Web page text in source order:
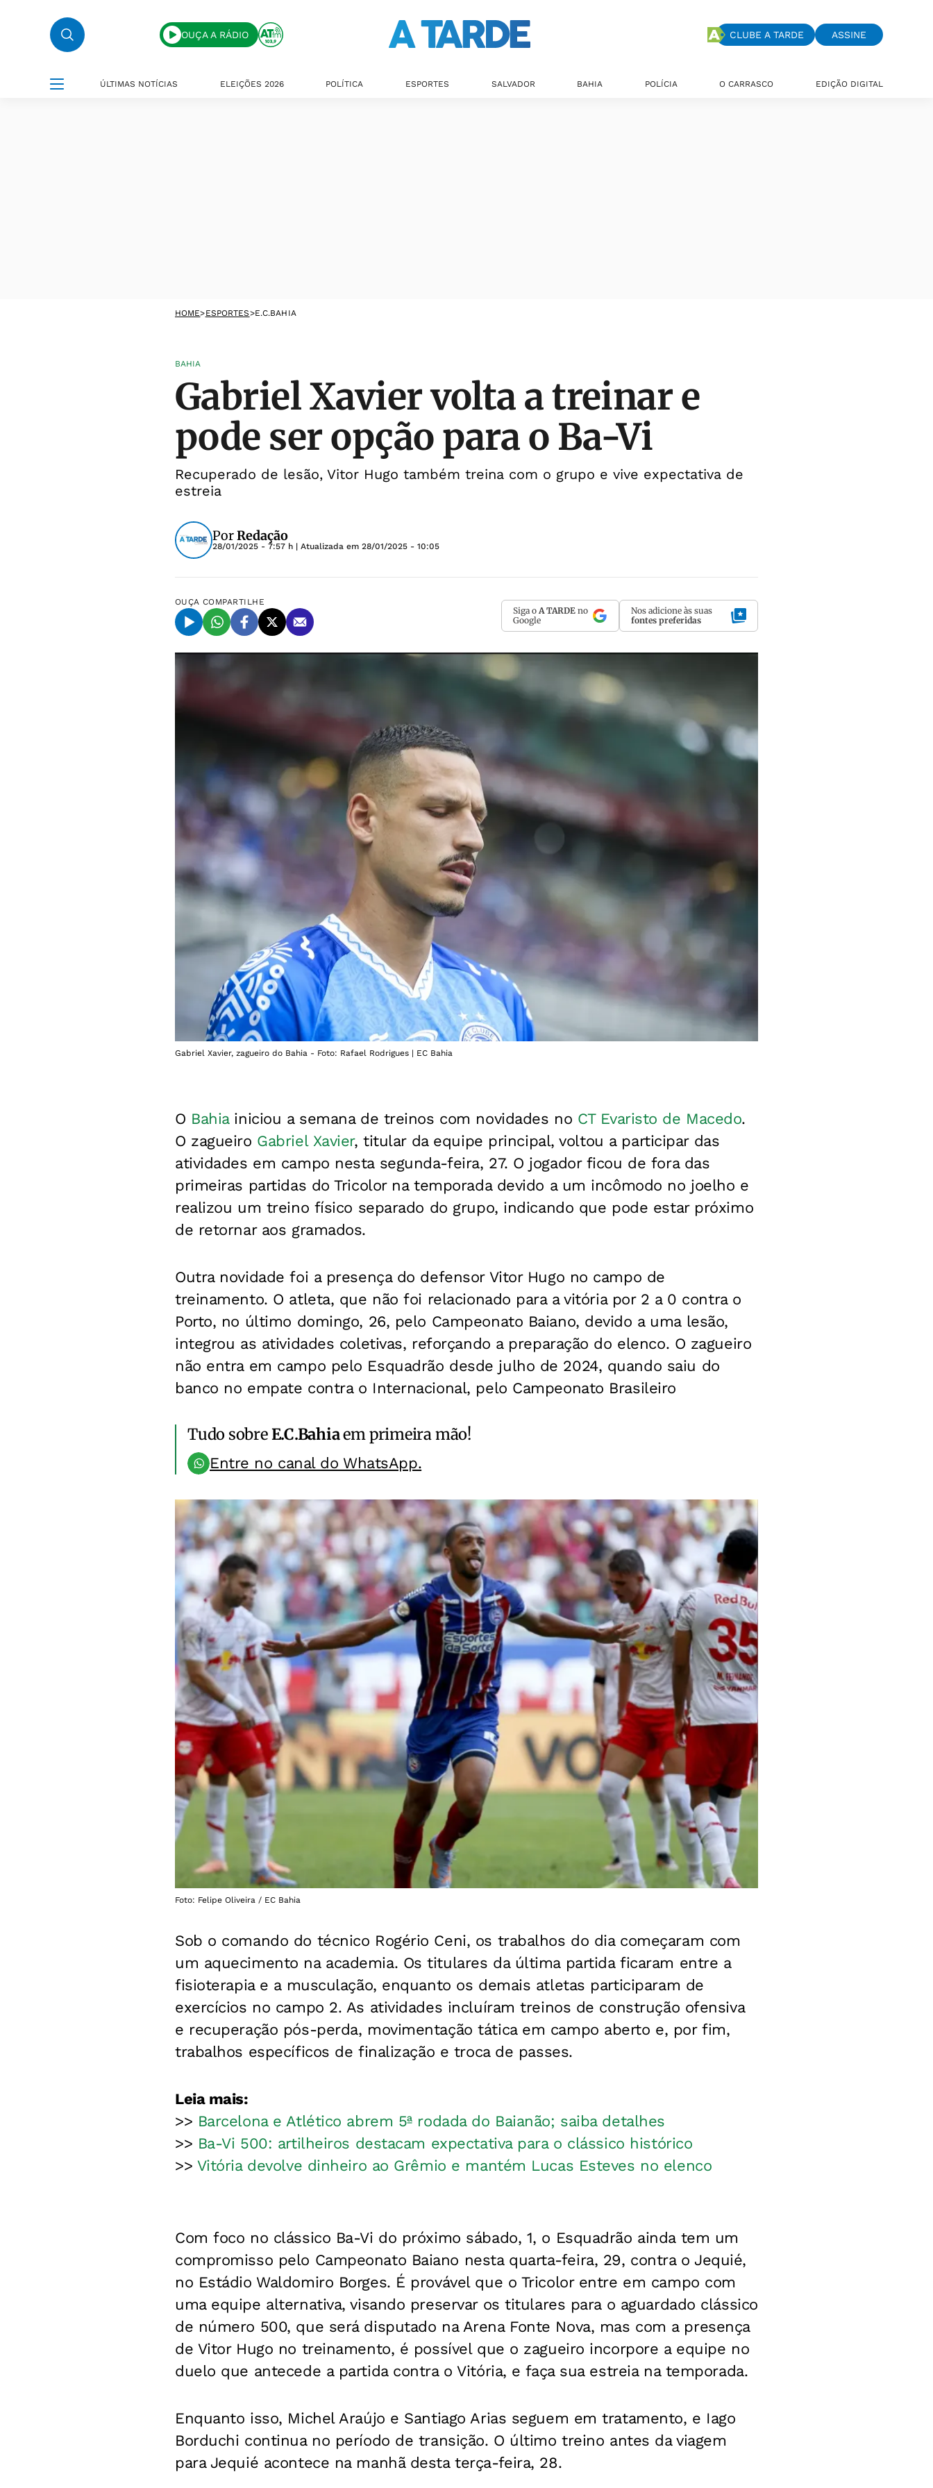
OUÇA A RÁDIO CLUBE A TARDE ASSINE
ÚLTIMAS NOTÍCIAS ELEIÇÕES 2026 POLÍTICA ESPORTES SALVADOR BAHIA POLÍCIA O CARRASCO EDIÇÃO DIGITAL
HOME>ESPORTES>E.C.BAHIA
BAHIA
Gabriel Xavier volta a treinar e
pode ser opção para o Ba-Vi
Recuperado de lesão, Vitor Hugo também treina com o grupo e vive expectativa de
estreia
PorRedação
28/01/2025 - 7:57 h | Atualizada em 28/01/2025 - 10:05
OUÇA COMPARTILHE
Siga o A TARDE no
Google
Nos adicione às suas
fontes preferidas
Gabriel Xavier, zagueiro do Bahia - Foto: Rafael Rodrigues | EC Bahia
O Bahiainiciou a semana de treinos com novidades no CT Evaristo de Macedo.
O zagueiro Gabriel Xavier, titular da equipe principal, voltou a participar das
atividades em campo nesta segunda-feira, 27. O jogador ficou de fora das
primeiras partidas do Tricolor na temporada devido a um incômodo no joelho e
realizou um treino físico separado do grupo, indicando que pode estar próximo
de retornar aos gramados.
Outra novidade foi a presença do defensor Vitor Hugo no campo de
treinamento. O atleta, que não foi relacionado para a vitória por 2 a 0 contra o
Porto, no último domingo, 26, pelo Campeonato Baiano, devido a uma lesão,
integrou as atividades coletivas, reforçando a preparação do elenco. O zagueiro
não entra em campo pelo Esquadrão desde julho de 2024, quando saiu do
banco no empate contra o Internacional, pelo Campeonato Brasileiro
Tudo sobreE.C.Bahiaem primeira mão!
Entre no canal do WhatsApp.
Foto: Felipe Oliveira / EC Bahia
Sob o comando do técnico Rogério Ceni, os trabalhos do dia começaram com
um aquecimento na academia. Os titulares da última partida ficaram entre a
fisioterapia e a musculação, enquanto os demais atletas participaram de
exercícios no campo 2. As atividades incluíram treinos de construção ofensiva
e recuperação pós-perda, movimentação tática em campo aberto e, por fim,
trabalhos específicos de finalização e troca de passes.
Leia mais:
>> Barcelona e Atlético abrem 5ª rodada do Baianão; saiba detalhes
>> Ba-Vi 500: artilheiros destacam expectativa para o clássico histórico
>> Vitória devolve dinheiro ao Grêmio e mantém Lucas Esteves no elenco
Com foco no clássico Ba-Vi do próximo sábado, 1, o Esquadrão ainda tem um
compromisso pelo Campeonato Baiano nesta quarta-feira, 29, contra o Jequié,
no Estádio Waldomiro Borges. É provável que o Tricolor entre em campo com
uma equipe alternativa, visando preservar os titulares para o aguardado clássico
de número 500, que será disputado na Arena Fonte Nova, mas com a presença
de Vitor Hugo no treinamento, é possível que o zagueiro incorpore a equipe no
duelo que antecede a partida contra o Vitória, e faça sua estreia na temporada.
Enquanto isso, Michel Araújo e Santiago Arias seguem em tratamento, e Iago
Borduchi continua no período de transição. O último treino antes da viagem
para Jequié acontece na manhã desta terça-feira, 28.